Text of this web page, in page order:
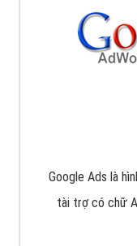
Google Ads là
tài trợ có chữ